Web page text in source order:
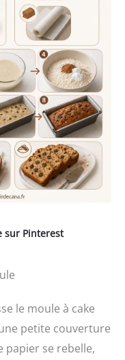
sur Pinterest
le moule à cake
petite couverture
papier se rebelle,